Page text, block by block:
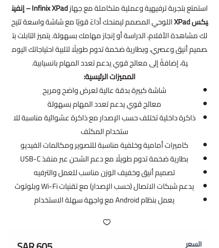
استمتع بتجربة ترفيهية وعملية متكاملة مع جهاز
Infinix XPad – إنفين
يكس XPad
اللوحي المصمم ليمنحك أداءً قويًا مع شاشة واسعة تتيح
لك مشاهدة الأفلام، الدراسة أو إنجاز مهامك بسهولة. يتميز التابلت بت
صميم أنيق وعصري، وبطارية ضخمة تدوم طويلًا لتلبية احتياجاتك اليوم
ية، إضافةً إلى معالج قوي يدعم تعدد المهام بانسيابية.
المميزات الرئيسية:
شاشة كبيرة بدقة عالية لعرض واضح ومريح
معالج قوي يدعم تعدد المهام بسهولة
ذاكرة داخلية تختلف حسب الإصدار مع ذاكرة عشوائية مناسبة للا
ستخدام المكثف
كاميرات أمامية وخلفية مناسبة للتصوير ومكالمات الفيديو
بطارية ضخمة تدوم طويلًا مع دعم الشحن عبر منفذ USB-C
تصميم أنيق وخفيف الوزن مناسب للعمل والترفيه
يدعم شبكات الاتصال (حسب الإصدار) مع تقنيات Wi-Fi وبلوتوث
يعمل بنظام Android مع واجهة سهلة الاستخدام
السعر